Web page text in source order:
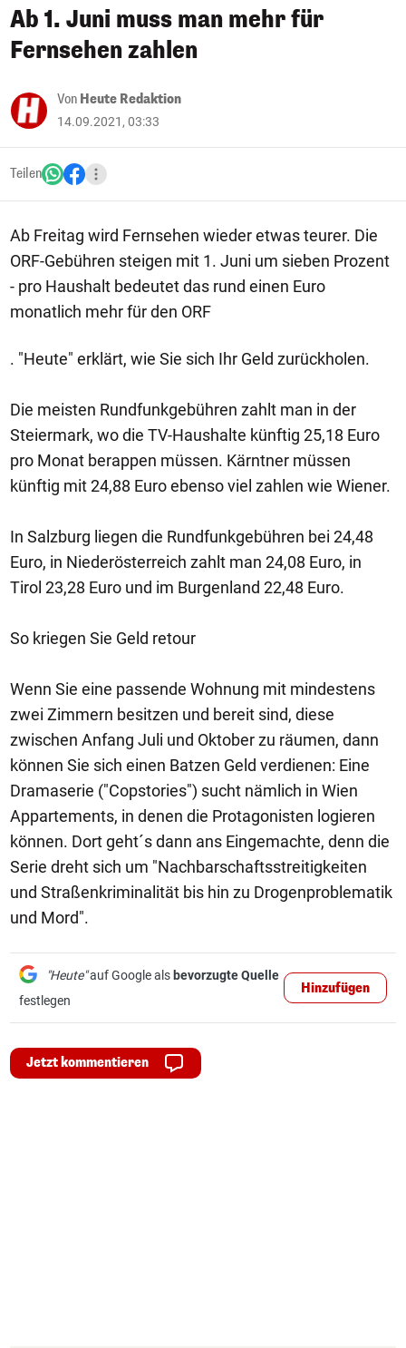
Ab 1. Juni muss man mehr für
Fernsehen zahlen
Von Heute Redaktion
14.09.2021, 03:33
Teilen
Ab Freitag wird Fernsehen wieder etwas teurer. Die
ORF-Gebühren steigen mit 1. Juni um sieben Prozent
- pro Haushalt bedeutet das rund einen Euro
monatlich mehr für den ORF
. "Heute" erklärt, wie Sie sich Ihr Geld zurückholen.
Die meisten Rundfunkgebühren zahlt man in der
Steiermark, wo die TV-Haushalte künftig 25,18 Euro
pro Monat berappen müssen. Kärntner müssen
künftig mit 24,88 Euro ebenso viel zahlen wie Wiener.
In Salzburg liegen die Rundfunkgebühren bei 24,48
Euro, in Niederösterreich zahlt man 24,08 Euro, in
Tirol 23,28 Euro und im Burgenland 22,48 Euro.
So kriegen Sie Geld retour
Wenn Sie eine passende Wohnung mit mindestens
zwei Zimmern besitzen und bereit sind, diese
zwischen Anfang Juli und Oktober zu räumen, dann
können Sie sich einen Batzen Geld verdienen: Eine
Dramaserie ("Copstories") sucht nämlich in Wien
Appartements, in denen die Protagonisten logieren
können. Dort geht´s dann ans Eingemachte, denn die
Serie dreht sich um "Nachbarschaftsstreitigkeiten
und Straßenkriminalität bis hin zu Drogenproblematik
und Mord".
"Heute"auf Google als bevorzugte Quelle
festlegen
Hinzufügen
Jetzt kommentieren